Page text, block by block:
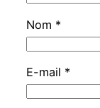
Nom *
E-mail *